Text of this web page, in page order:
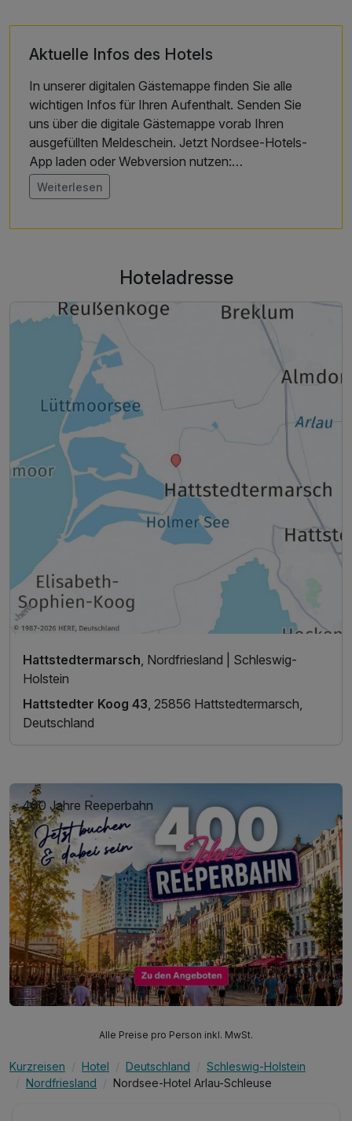
Aktuelle Infos des Hotels
In unserer digitalen Gästemappe finden Sie alle
wichtigen Infos für Ihren Aufenthalt. Senden Sie
uns über die digitale Gästemappe vorab Ihren
ausgefüllten Meldeschein. Jetzt Nordsee-Hotels-
App laden oder Webversion nutzen:
https://portal.gastfreund.net/nordsee-hotel-arlau-
schleuse.de/
Weiterlesen
Hoteladresse
Hattstedtermarsch , Nordfriesland | Schleswig-
Holstein
Hattstedter Koog 43 , 25856 Hattstedtermarsch,
Deutschland
400 Jahre Reeperbahn
Alle Preise pro Person inkl. MwSt.
Kurzreisen Hotel Deutschland
Schleswig-Holstein
Nordfriesland
Nordsee-Hotel Arlau-Schleuse